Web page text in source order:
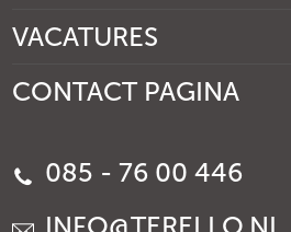
VACATURES
CONTACT PAGINA
085 - 76 00 446